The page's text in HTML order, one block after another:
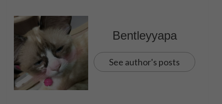
Bentleyyapa
See author's posts